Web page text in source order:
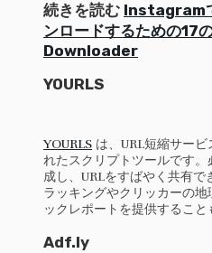
続きを読む Instagram
ンロードするための
Downloader
YOURLS
YOURLS は、URL短縮サー
れたスクリプトツールです
成し、URLをすばやく共有で
ラッキングやクリッカーの
ックレポートを提供すること
Adf.ly